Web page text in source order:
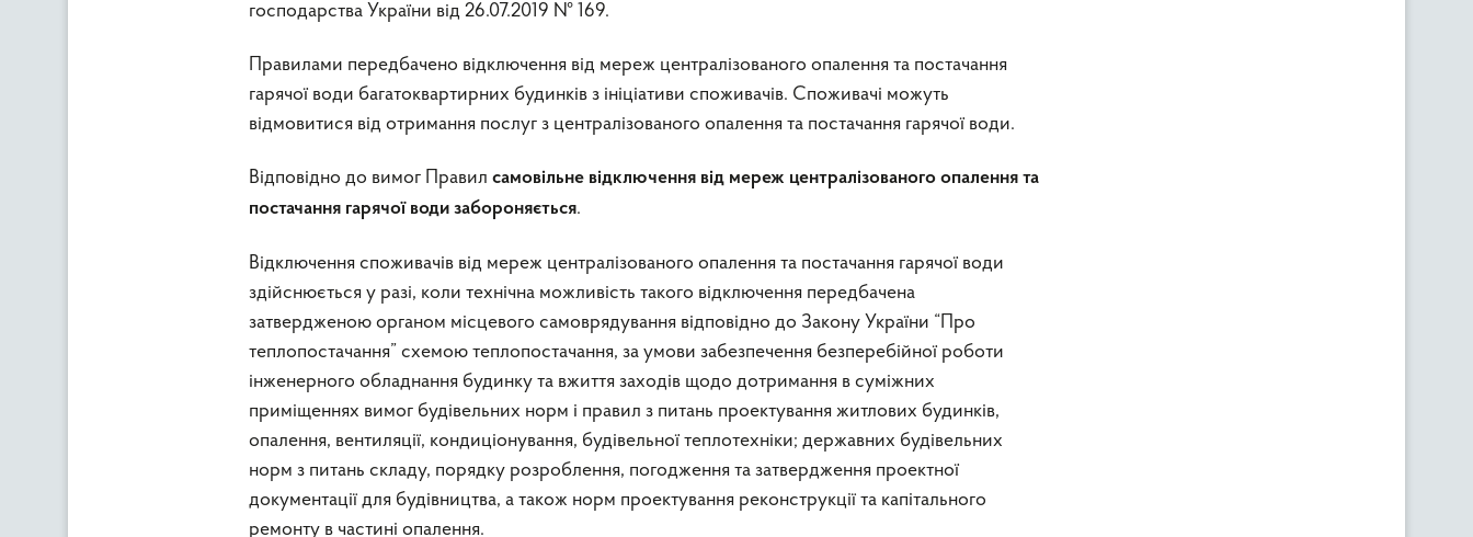
господарства України від 26.07.2019 № 169.
Правилами передбачено відключення від мереж централізованого опалення та постачання
гарячої води багатоквартирних будинків з ініціативи споживачів. Споживачі можуть
відмовитися від отримання послуг з централізованого опалення та постачання гарячої води.
Відповідно до вимог Правил самовільне відключення від мереж централізованого опалення та
постачання гарячої води забороняється.
Відключення споживачів від мереж централізованого опалення та постачання гарячої води
здійснюється у разі, коли технічна можливість такого відключення передбачена
затвердженою органом місцевого самоврядування відповідно до Закону України “Про
теплопостачання” схемою теплопостачання, за умови забезпечення безперебійної роботи
інженерного обладнання будинку та вжиття заходів щодо дотримання в суміжних
приміщеннях вимог будівельних норм і правил з питань проектування житлових будинків,
опалення, вентиляції, кондиціонування, будівельної теплотехніки; державних будівельних
норм з питань складу, порядку розроблення, погодження та затвердження проектної
документації для будівництва, а також норм проектування реконструкції та капітального
ремонту в частині опалення.